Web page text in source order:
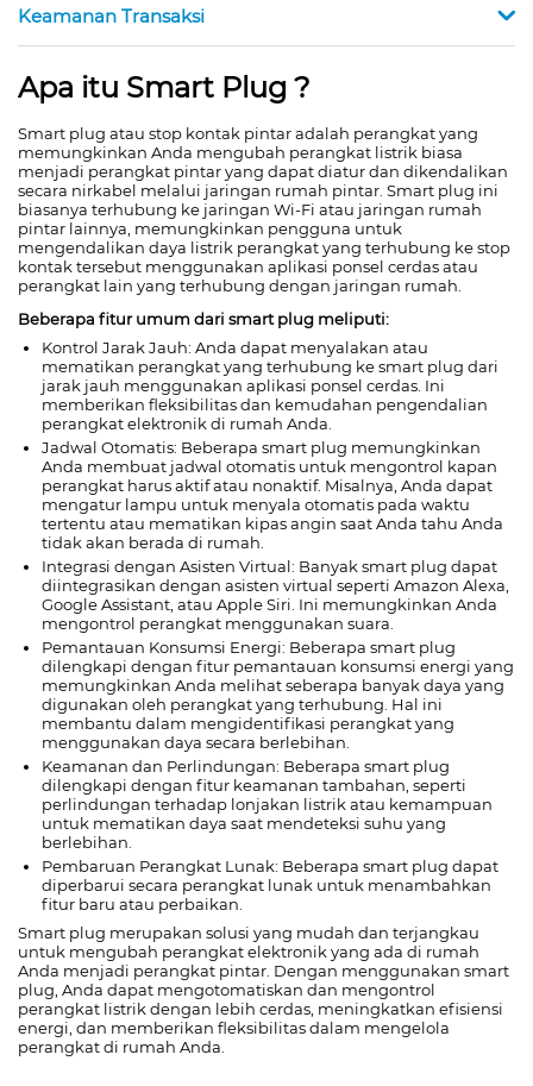
Keamanan Transaksi
Apa itu Smart Plug ?
Smart plug atau stop kontak pintar adalah perangkat yang
memungkinkan Anda mengubah perangkat listrik biasa
menjadi perangkat pintar yang dapat diatur dan dikendalikan
secara nirkabel melalui jaringan rumah pintar. Smart plug ini
biasanya terhubung ke jaringan Wi-Fi atau jaringan rumah
pintar lainnya, memungkinkan pengguna untuk
mengendalikan daya listrik perangkat yang terhubung ke stop
kontak tersebut menggunakan aplikasi ponsel cerdas atau
perangkat lain yang terhubung dengan jaringan rumah.
Beberapa fitur umum dari smart plug meliputi:
Kontrol Jarak Jauh: Anda dapat menyalakan atau
mematikan perangkat yang terhubung ke smart plug dari
jarak jauh menggunakan aplikasi ponsel cerdas. Ini
memberikan fleksibilitas dan kemudahan pengendalian
perangkat elektronik di rumah Anda.
Jadwal Otomatis: Beberapa smart plug memungkinkan
Anda membuat jadwal otomatis untuk mengontrol kapan
perangkat harus aktif atau nonaktif. Misalnya, Anda dapat
mengatur lampu untuk menyala otomatis pada waktu
tertentu atau mematikan kipas angin saat Anda tahu Anda
tidak akan berada di rumah.
Integrasi dengan Asisten Virtual: Banyak smart plug dapat
diintegrasikan dengan asisten virtual seperti Amazon Alexa,
Google Assistant, atau Apple Siri. Ini memungkinkan Anda
mengontrol perangkat menggunakan suara.
Pemantauan Konsumsi Energi: Beberapa smart plug
dilengkapi dengan fitur pemantauan konsumsi energi yang
memungkinkan Anda melihat seberapa banyak daya yang
digunakan oleh perangkat yang terhubung. Hal ini
membantu dalam mengidentifikasi perangkat yang
menggunakan daya secara berlebihan.
Keamanan dan Perlindungan: Beberapa smart plug
dilengkapi dengan fitur keamanan tambahan, seperti
perlindungan terhadap lonjakan listrik atau kemampuan
untuk mematikan daya saat mendeteksi suhu yang
berlebihan.
Pembaruan Perangkat Lunak: Beberapa smart plug dapat
diperbarui secara perangkat lunak untuk menambahkan
fitur baru atau perbaikan.
Smart plug merupakan solusi yang mudah dan terjangkau
untuk mengubah perangkat elektronik yang ada di rumah
Anda menjadi perangkat pintar. Dengan menggunakan smart
plug, Anda dapat mengotomatiskan dan mengontrol
perangkat listrik dengan lebih cerdas, meningkatkan efisiensi
energi, dan memberikan fleksibilitas dalam mengelola
perangkat di rumah Anda.